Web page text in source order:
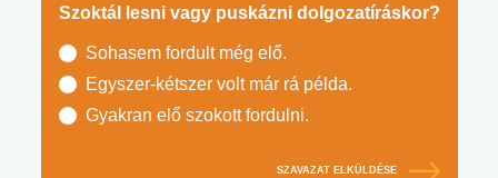
Szoktál lesni vagy puskázni dolgozatíráskor?
Sohasem fordult még elő.
Egyszer-kétszer volt már rá példa.
Gyakran elő szokott fordulni.
SZAVAZAT ELKÜLDÉSE